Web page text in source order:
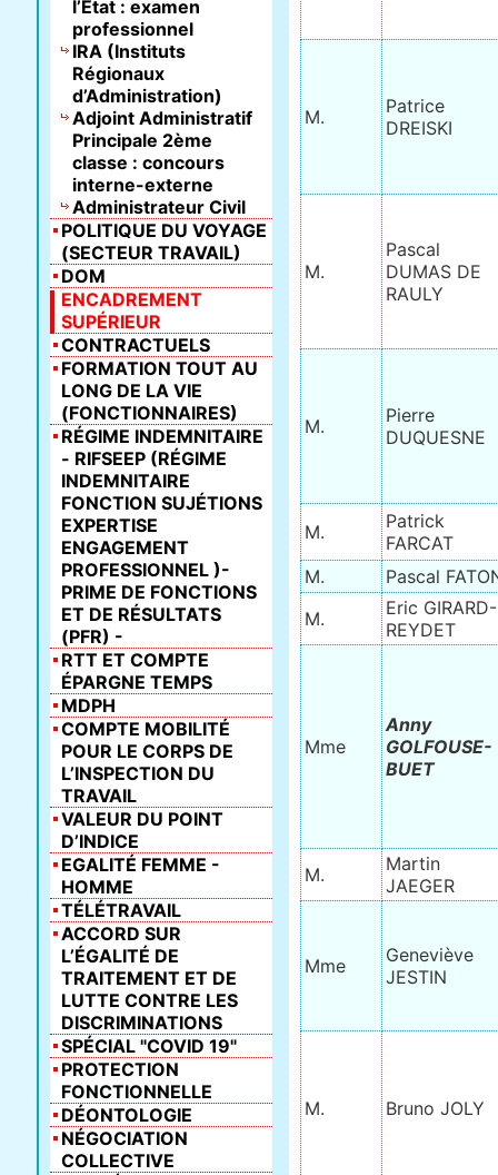
M.
Patrice
DREISKI
M.
Pascal
DUMAS DE
RAULY
M.
Pierre
DUQUESNE
M.
Patrick
FARCAT
M.
Pascal
M.
Eric GIRARD-
REYDET
Mme
Anny
GOLFOUSE-
BUET
M.
Martin
JAEGER
Mme
Geneviève
JESTIN
M. Bruno JOLY
l’Etat : examen
professionnel
IRA (Instituts
Régionaux
d’Administration)
Adjoint Administratif
Principale 2ème
classe : concours
interne-externe
Administrateur Civil
POLITIQUE DU VOYAGE
(SECTEUR TRAVAIL)
DOM
ENCADREMENT
SUPÉRIEUR
CONTRACTUELS
FORMATION TOUT AU
LONG DE LA VIE
(FONCTIONNAIRES)
RÉGIME INDEMNITAIRE
- RIFSEEP (RÉGIME
INDEMNITAIRE
FONCTION SUJÉTIONS
EXPERTISE
ENGAGEMENT
PROFESSIONNEL )-
PRIME DE FONCTIONS
ET DE RÉSULTATS
(PFR) -
RTT ET COMPTE
ÉPARGNE TEMPS
MDPH
COMPTE MOBILITÉ
POUR LE CORPS DE
L’INSPECTION DU
TRAVAIL
VALEUR DU POINT
D’INDICE
EGALITÉ FEMME -
HOMME
TÉLÉTRAVAIL
ACCORD SUR
L’ÉGALITÉ DE
TRAITEMENT ET DE
LUTTE CONTRE LES
DISCRIMINATIONS
SPÉCIAL "COVID 19"
PROTECTION
FONCTIONNELLE
DÉONTOLOGIE
NÉGOCIATION
COLLECTIVE